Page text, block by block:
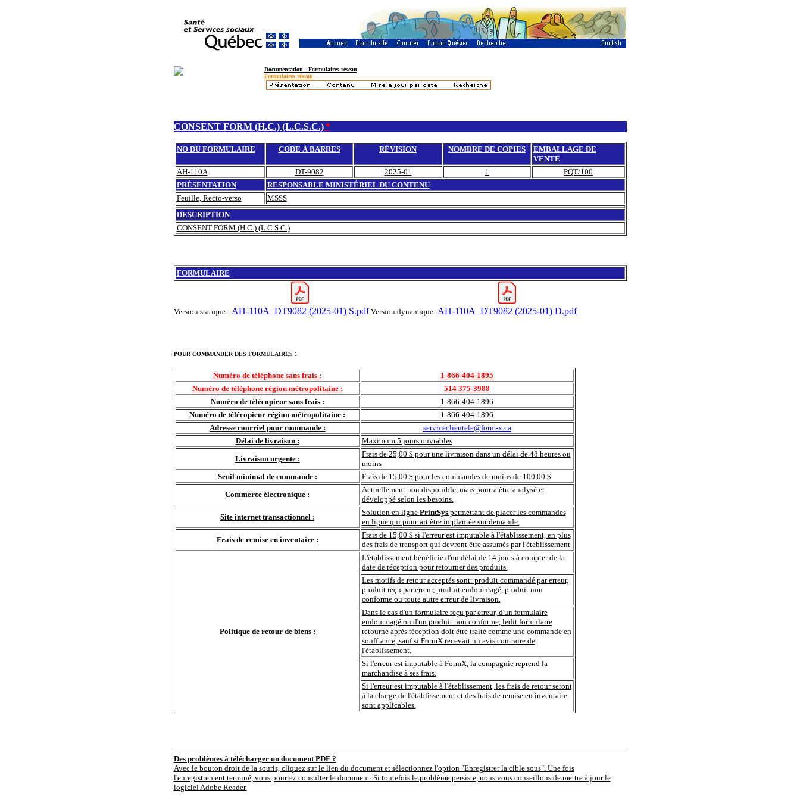
Documentation - Formulaires réseau
Formulaires réseau
CONSENT FORM (H.C.) (L.C.S.C.) *
NO DU FORMULAIRE CODE À BARRES RÉVISION NOMBRE DE COPIES
EMBALLAGE DE
VENTE
AH-110A
DT-9082 2025-01 1
PQT/100
PRÉSENTATION
RESPONSABLE MINISTÉRIEL DU CONTENU
Feuille, Recto-verso
MSSS
DESCRIPTION
CONSENT FORM (H.C.) (L.C.S.C.)
FORMULAIRE
Version statique : AH-110A_DT9082 (2025-01) S.pdfVersion dynamique :AH-110A_DT9082 (2025-01) D.pdf
POUR COMMANDER DES FORMULAIRES :
Numéro de téléphone sans frais :
1-866-404-1895
Numéro de téléphone région métropolitaine :
514 375-3988
Numéro de télécopieur sans frais :
1-866-404-1896
Numéro de télécopieur région métropolitaine :
1-866-404-1896
Adresse courriel pour commande :
serviceclientele@form-x.ca
Délai de livraison :
Maximum 5 jours ouvrables
Livraison urgente :
Frais de 25,00 $ pour une livraison dans un délai de 48 heures ou
moins
Seuil minimal de commande :
Frais de 15,00 $ pour les commandes de moins de 100,00 $
Commerce électronique :
Actuellement non disponible, mais pourra être analysé et
développé selon les besoins.
Site internet transactionnel :
Solution en ligne PrintSyspermettant de placer les commandes
en ligne qui pourrait être implantée sur demande.
Frais de remise en inventaire :
Frais de 15,00 $ si l'erreur est imputable à l'établissement, en plus
des frais de transport qui devront être assumés par l'établissement.
Politique de retour de biens :
L'établissement bénéficie d'un délai de 14 jours à compter de la
date de réception pour retourner des produits.
Les motifs de retour acceptés sont: produit commandé par erreur,
produit reçu par erreur, produit endommagé, produit non
conforme ou toute autre erreur de livraison.
Dans le cas d'un formulaire reçu par erreur, d'un formulaire
endommagé ou d'un produit non conforme, ledit formulaire
retourné après réception doit être traité comme une commande en
souffrance, sauf si FormX recevait un avis contraire de
l'établissement.
Si l'erreur est imputable à FormX, la compagnie reprend la
marchandise à ses frais.
Si l'erreur est imputable à l'établissement, les frais de retour seront
à la charge de l'établissement et des frais de remise en inventaire
sont applicables.
Des problèmes à télécharger un document PDF ?
Avec le bouton droit de la souris, cliquez sur le lien du document et sélectionnez l'option "Enregistrer la cible sous". Une fois
l'enregistrement terminé, vous pourrez consulter le document. Si toutefois le problème persiste, nous vous conseillons de mettre à jour le
logiciel Adobe Reader.